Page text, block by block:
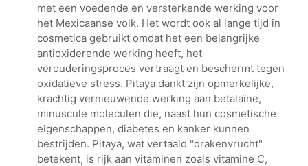
met een voedende en versterkende werking voor
het Mexicaanse volk. Het wordt ook al lange tijd in
cosmetica gebruikt omdat het een belangrijke
antioxiderende werking heeft, het
verouderingsproces vertraagt en beschermt tegen
oxidatieve stress. Pitaya dankt zijn opmerkelijke,
krachtig vernieuwende werking aan betalaïne,
minuscule moleculen die, naast hun cosmetische
eigenschappen, diabetes en kanker kunnen
bestrijden. Pitaya, wat vertaald "drakenvrucht"
betekent, is rijk aan vitaminen zoals vitamine C,